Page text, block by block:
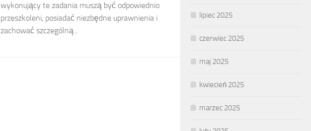
wykonujący te zadania muszą być odpowiednio
przeszkoleni, posiadać niezbędne uprawnienia i
zachować szczególną...
lipiec 2025
czerwiec 2025
maj 2025
kwiecień 2025
marzec 2025